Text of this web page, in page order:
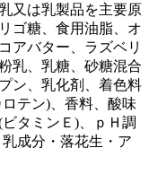
又は乳製品を主要原
ゴ糖、食用油脂、オ
アバター、ラズベリ
乳、乳糖、砂糖混合
ン、乳化剤、着色料
テン)、香料、酸味
タミンＥ)、ｐＨ調
成分・落花生・ア